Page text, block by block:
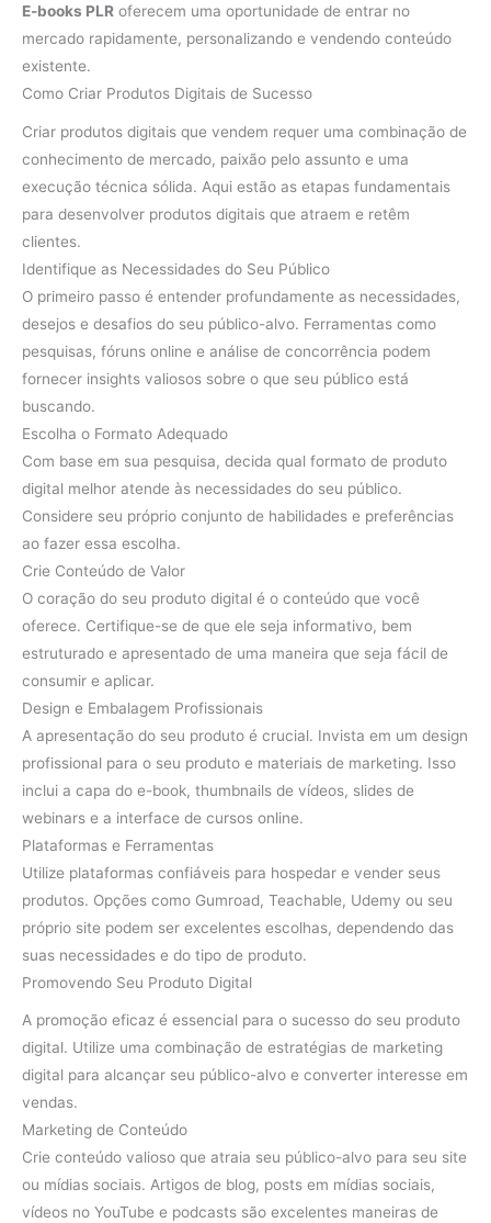
E-books PLR oferecem uma oportunidade de entrar no
mercado rapidamente, personalizando e vendendo conteúdo
existente.
Como Criar Produtos Digitais de Sucesso
Criar produtos digitais que vendem requer uma combinação de
conhecimento de mercado, paixão pelo assunto e uma
execução técnica sólida. Aqui estão as etapas fundamentais
para desenvolver produtos digitais que atraem e retêm
clientes.
Identifique as Necessidades do Seu Público
O primeiro passo é entender profundamente as necessidades,
desejos e desafios do seu público-alvo. Ferramentas como
pesquisas, fóruns online e análise de concorrência podem
fornecer insights valiosos sobre o que seu público está
buscando.
Escolha o Formato Adequado
Com base em sua pesquisa, decida qual formato de produto
digital melhor atende às necessidades do seu público.
Considere seu próprio conjunto de habilidades e preferências
ao fazer essa escolha.
Crie Conteúdo de Valor
O coração do seu produto digital é o conteúdo que você
oferece. Certifique-se de que ele seja informativo, bem
estruturado e apresentado de uma maneira que seja fácil de
consumir e aplicar.
Design e Embalagem Profissionais
A apresentação do seu produto é crucial. Invista em um design
profissional para o seu produto e materiais de marketing. Isso
inclui a capa do e-book, thumbnails de vídeos, slides de
webinars e a interface de cursos online.
Plataformas e Ferramentas
Utilize plataformas confiáveis para hospedar e vender seus
produtos. Opções como Gumroad, Teachable, Udemy ou seu
próprio site podem ser excelentes escolhas, dependendo das
suas necessidades e do tipo de produto.
Promovendo Seu Produto Digital
A promoção eficaz é essencial para o sucesso do seu produto
digital. Utilize uma combinação de estratégias de marketing
digital para alcançar seu público-alvo e converter interesse em
vendas.
Marketing de Conteúdo
Crie conteúdo valioso que atraia seu público-alvo para seu site
ou mídias sociais. Artigos de blog, posts em mídias sociais,
vídeos no YouTube e podcasts são excelentes maneiras de